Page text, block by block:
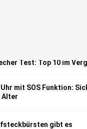
Test: Top 10 im
mit SOS Funktion:
Alter
gibt es